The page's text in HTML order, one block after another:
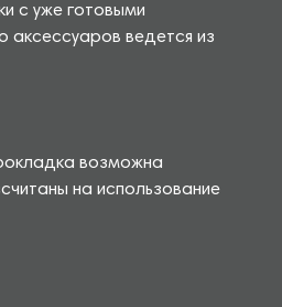
с уже готовыми
аксессуаров ведется из
возможна
на использование